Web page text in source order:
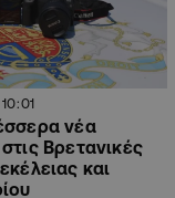
10:01
νέα
Βρετανικές
και